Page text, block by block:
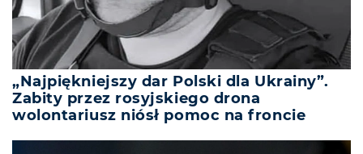
„Najpiękniejszy dar Polski dla Ukrainy”.
Zabity przez rosyjskiego drona
wolontariusz niósł pomoc na froncie